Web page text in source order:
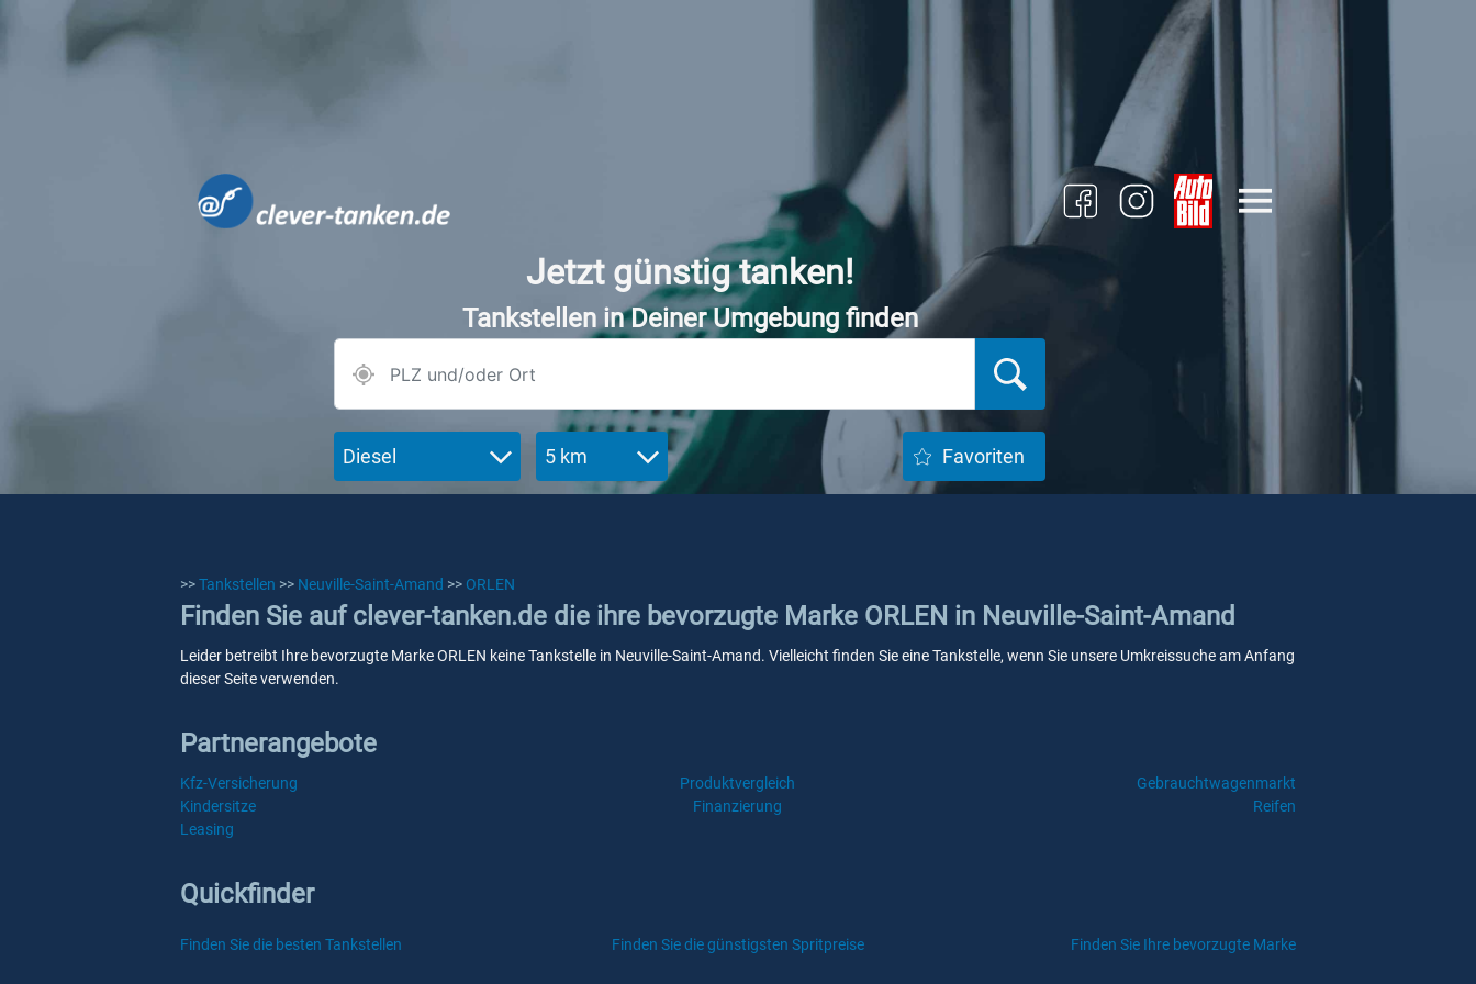
Jetzt günstig tanken!
Tankstellen in Deiner Umgebung finden
Diesel 5 km Favoriten
>>Tankstellen >> Neuville-Saint-Amand >> ORLEN
Finden Sie auf clever-tanken.de die ihre bevorzugte Marke ORLEN in Neuville-Saint-Amand
Leider betreibt Ihre bevorzugte Marke ORLEN keine Tankstelle in Neuville-Saint-Amand. Vielleicht finden Sie eine Tankstelle, wenn Sie unsere Umkreissuche am Anfang
dieser Seite verwenden.
Partnerangebote
Kfz-Versicherung Produktvergleich
Gebrauchtwagenmarkt
Kindersitze
Finanzierung
Reifen
Leasing
Quickfinder
Finden Sie die besten Tankstellen Finden Sie die günstigsten Spritpreise Finden Sie Ihre bevorzugte Marke